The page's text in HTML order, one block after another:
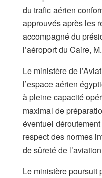
du trafic aérien
approuvés après les
accompagné du
l’aéroport du Caire,
Le ministère de
l’espace aérien
à pleine capacité
maximal de
éventuel
respect des normes
de sûreté de
Le ministère poursuit